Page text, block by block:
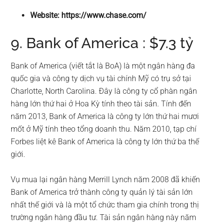
Website: https://www.chase.com/
9. Bank of America : $7.3 tỷ
Bank of America (viết tắt là BoA) là một ngân hàng đa
quốc gia và công ty dịch vụ tài chính Mỹ có trụ sở tại
Charlotte, North Carolina. Đây là công ty cổ phàn ngân
hàng lớn thứ hai ở Hoa Kỳ tính theo tài sản. Tính đến
năm 2013, Bank of America là công ty lớn thứ hai mươi
mốt ở Mỹ tính theo tổng doanh thu. Năm 2010, tạp chí
Forbes liệt kê Bank of America là công ty lớn thứ ba thế
giới.
Vụ mua lại ngân hàng Merrill Lynch năm 2008 đã khiến
Bank of America trở thành công ty quản lý tài sản lớn
nhất thế giới và là một tổ chức tham gia chính trong thị
trường ngân hàng đầu tư. Tài sản ngân hàng này năm